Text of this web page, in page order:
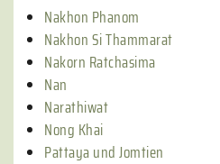
Nakhon Phanom
Nakhon Si Thammarat
Nakorn Ratchasima
Nan
Narathiwat
Nong Khai
Pattaya und Jomtien